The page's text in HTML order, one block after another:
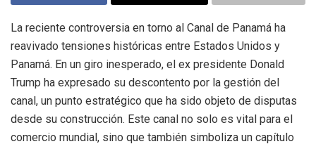
La reciente controversia en torno al Canal de Panamá ha
reavivado tensiones históricas entre Estados Unidos y
Panamá. En un giro inesperado, el ex presidente Donald
Trump ha expresado su descontento por la gestión del
canal, un punto estratégico que ha sido objeto de disputas
desde su construcción. Este canal no solo es vital para el
comercio mundial, sino que también simboliza un capítulo